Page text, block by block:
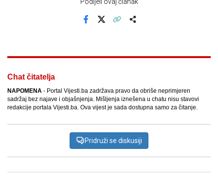
Podijeli ovaj članak
Chat čitatelja
NAPOMENA - Portal Vijesti.ba zadržava pravo da obriše neprimjeren
sadržaj bez najave i objašnjenja. Mišljenja iznešena u chatu nisu stavovi
redakcije portala Vijesti.ba. Ova vijest je sada dostupna samo za čitanje.
Pridruži se diskusiji